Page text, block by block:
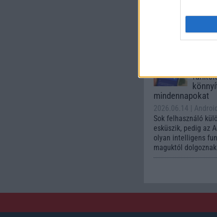
kezelőfelületet
csúcskategóriás és
Az
mindennapokat
2026.06.14
|
Sok felhasználó
esküszik, pedig az
olyan intelligens
maguktól